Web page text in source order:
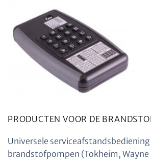
PRODUCTEN VOOR DE
Universele
brandstofpompen (Tokheim, Wayne